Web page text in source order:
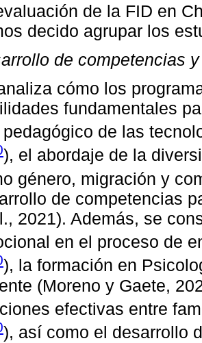
de la FID en
decido agrupar los
de competencias
cómo los
fundamentales
pedagógico de las
), el abordaje de la
género, migración y
de competencias
2021). Además, se
en el proceso de
), la formación en
(Moreno y Gaete,
efectivas entre
), así como el desarrollo